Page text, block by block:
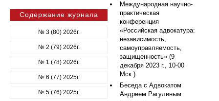
Содержание журнала
№ 3 (80) 2026г.
№ 2 (79) 2026г.
№ 1 (78) 2026г.
№ 6 (77) 2025г.
№ 5 (76) 2025г.
Международная научно-
практическая
конференция
«Российская адвокатура:
независимость,
самоуправляемость,
защищенность» (9
декабря 2023 г., 10-00
Мск.).
Беседа с Адвокатом
Андреем Рагулиным